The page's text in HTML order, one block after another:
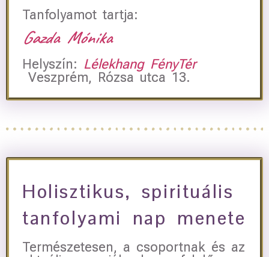
Tanfolyamot tartja:
Gazda Mónika
Helyszín: Lélekhang FényTér
Veszprém, Rózsa utca 13.
Holisztikus, spirituális
tanfolyami nap menete
Természetesen, a csoportnak és az